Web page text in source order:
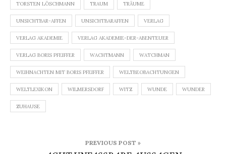
TORSTEN LÖSCHMANN TRAUM TRÄUME
UNSICHTBAR-AFFEN UNSICHTBARAFFEN VERLAG
VERLAG AKADEMIE VERLAG AKADEMIE-DER-ABENTEUER
VERLAG BORIS PFEIFFER WACHTMANN WATCHMAN
WEIHNACHTEN MIT BORIS PFEIFFER WELTBEOBACHTUNGEN
WELTLEXIKON WILMERSDORF WITZ WUNDE WUNDER
ZUHAUSE
PREVIOUS POST »